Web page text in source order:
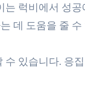
럭비에서 성
데 도움을 줄 수
있습니다. 응